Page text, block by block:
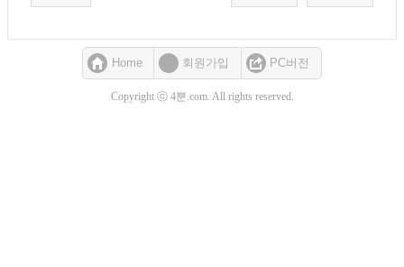
Home 회원가입 PC버전
Copyright ⓒ 4뿐.com. All rights reserved.